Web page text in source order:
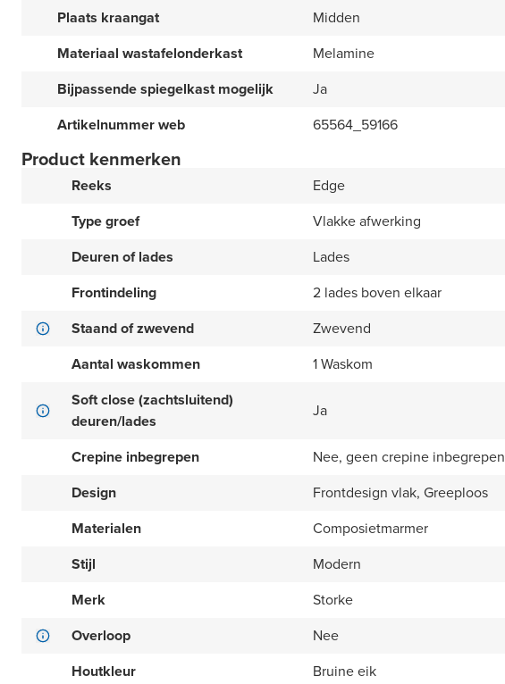
Plaats kraangat
Midden
Materiaal wastafelonderkast
Melamine
Bijpassende spiegelkast mogelijk
Ja
Artikelnummer web
65564_59166
Product kenmerken
Reeks
Edge
Type groef
Vlakke afwerking
Deuren of lades
Lades
Frontindeling
2 lades boven elkaar
Staand of zwevend
Zwevend
Aantal waskommen
1 Waskom
Soft close (zachtsluitend)
deuren/lades
Ja
Crepine inbegrepen
Nee, geen crepine inbegrepen
Design
Frontdesign vlak, Greeploos
Materialen
Composietmarmer
Stijl
Modern
Merk
Storke
Overloop
Nee
Houtkleur
Bruine eik